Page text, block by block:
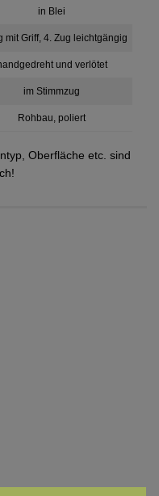
in Blei
mit Griff, 4. Zug leichtgängig
und verlötet
im Stimmzug
Rohbau, poliert
Oberfläche etc. sind